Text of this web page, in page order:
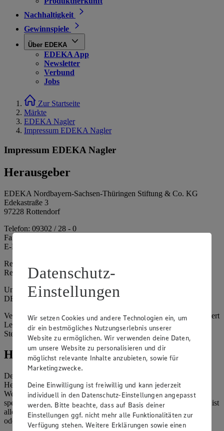
Nachhaltigkeit
Gewinnspiele
Über EDEKA
EDEKA App
Newsletter
Verbund
Jobs
Zur Startseite
Märkte
EDEKA Nagler
Impressum EDEKA Nagler
Impressum EDEKA Nagler
Herausgeber
EDEKA Nordbayern-Sachsen-Thüringen Stiftung & Co. KG
Edekastraße 3
97228 Rottendorf
Telefon: 09302 / 28 - 0
Fax: 09302 / 28 - 214
E-Mail: info@edeka.de
Registergericht: Amtsgericht Würzburg
Registernummer: HRA 6164
Umsatzsteuer-Identifikationsnummer gem. § 27a UStG:
DE261968694
Vertretungsberechtigte: Sebastian Kohrmann (Geschäftsführer), Gert
Lehmann (Geschäftsführer), Christian Remy (Geschäftsführer),
Stefan Legat (Vorstandsvorsitzender)
Hinweise
Der Inhalt dieser Website ist urheberrechtlich geschützt. Der
Herausgeber gewährt Ihnen jedoch das Recht, den auf dieser
Website bereitgestellten Text ganz oder ausschnittsweise zu
speichern und zu vervielfältigen. Aus Gründen des Urheberrechts ist
allerdings die Speicherung und Vervielfältigung von Bildmaterial
oder Grafiken aus dieser Website nicht gestattet.
Datenschutz-
Einstellungen
Wir setzen Cookies und andere Technologien ein, um
dir ein bestmögliches Nutzungserlebnis unserer
Website zu ermöglichen. Wir verwenden deine Daten,
um unsere Website zu personalisieren und dir
möglichst relevante Inhalte anzubieten, sowie für
Marketingzwecke.
Deine Einwilligung ist freiwillig und kann jederzeit
individuell in den Datenschutz-Einstellungen angepasst
werden. Bitte beachte, dass auf Basis deiner
Einstellungen ggf. nicht mehr alle Funktionalitäten zur
Verfügung stehen. Weitere Erklärungen sowie einen